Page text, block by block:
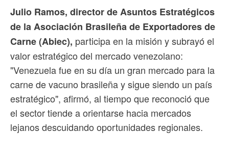
Julio Ramos, director de Asuntos Estratégicos
de la Asociación Brasileña de Exportadores de
Carne (Abiec), participa en la misión y subrayó el
valor estratégico del mercado venezolano:
"Venezuela fue en su día un gran mercado para la
carne de vacuno brasileña y sigue siendo un país
estratégico", afirmó, al tiempo que reconoció que
el sector tiende a orientarse hacia mercados
lejanos descuidando oportunidades regionales.